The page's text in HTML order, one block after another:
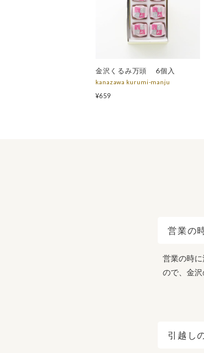
金沢くるみ万頭 6個入
kanazawa kurumi-manju
¥659
営業の
営業の時
ので、金
引越し